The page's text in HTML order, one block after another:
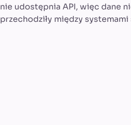
nie udostępnia API, więc dane
przechodziły między systemami